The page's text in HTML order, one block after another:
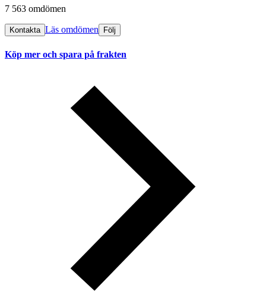
7 563 omdömen
Kontakta Läs omdömen Följ
Köp mer och spara på frakten